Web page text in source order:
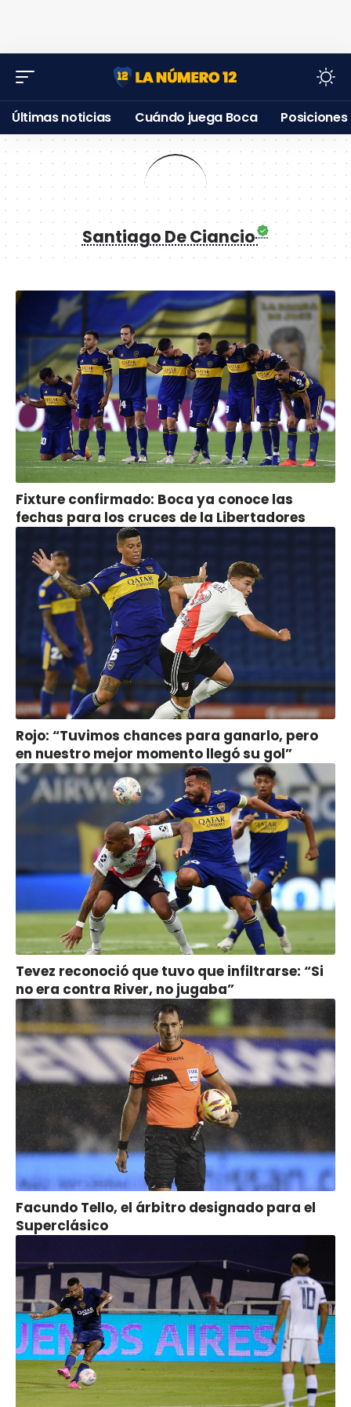
Últimas noticias Cuándo juega Boca Posiciones
Santiago De Ciancio
Fixture confirmado: Boca ya conoce las
fechas para los cruces de la Libertadores
Rojo: “Tuvimos chances para ganarlo, pero
en nuestro mejor momento llegó su gol”
Tevez reconoció que tuvo que infiltrarse: “Si
no era contra River, no jugaba”
Facundo Tello, el árbitro designado para el
Superclásico